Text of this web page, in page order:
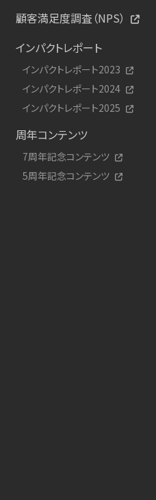
顧客満足度調査（NPS）
インパクトレポート
インパクトレポート2023
インパクトレポート2024
インパクトレポート2025
周年コンテンツ
7周年記念コンテンツ
5周年記念コンテンツ